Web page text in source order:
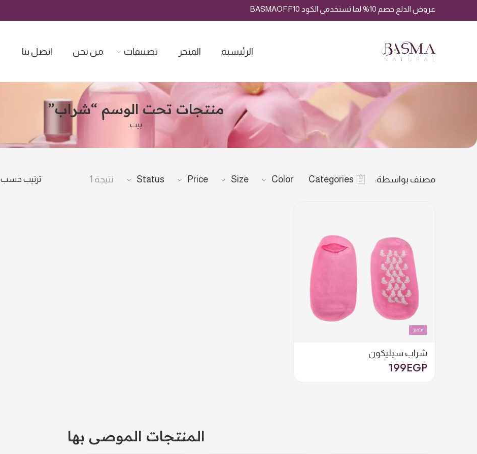
عروض الدلع خصم 10% لما تستخدمى الكود BASMAOFF10
الرئيسية المتجر تصنيفات من نحن اتصل بنا
منتجات تحت الوسم “شراب”
بيت
مصنف بواسطة: Categories
Color
Size
Price
Status نتيجة 1 ترتيب حسب
شراب سيليكون
متميز
199EGP
المنتجات الموصى بها